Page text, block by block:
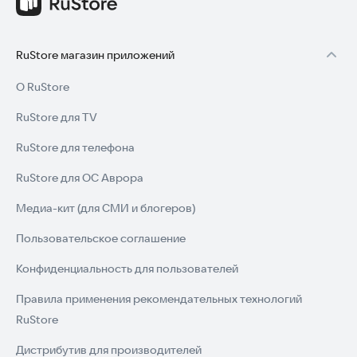
сейчас. Установите игру и попробуйте себя в роли
RuStore магазин приложений
О RuStore
RuStore для TV
RuStore для телефона
RuStore для ОС Аврора
Медиа-кит (для СМИ и блогеров)
Пользовательское соглашение
Конфиденциальность для пользователей
Правила применения рекомендательных технологий
RuStore
Дистрибутив для производителей